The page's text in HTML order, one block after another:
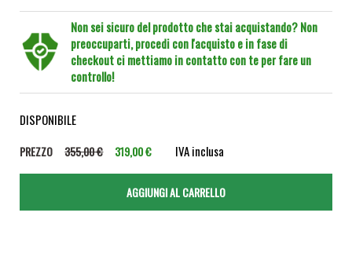
Non sei sicuro del prodotto che stai acquistando? Non
preoccuparti, procedi con l'acquisto e in fase di
checkout ci mettiamo in contatto con te per fare un
controllo!
DISPONIBILE
PREZZO 355,00 € 319,00 € IVA inclusa